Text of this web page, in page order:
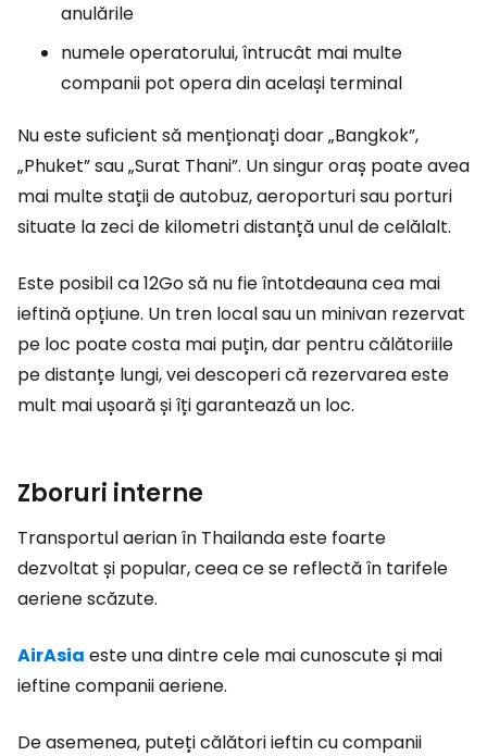
anulările
numele operatorului, întrucât mai multe
companii pot opera din același terminal
Nu este suficient să menționați doar „Bangkok”,
„Phuket” sau „Surat Thani”. Un singur oraș poate avea
mai multe stații de autobuz, aeroporturi sau porturi
situate la zeci de kilometri distanță unul de celălalt.
Este posibil ca 12Go să nu fie întotdeauna cea mai
ieftină opțiune. Un tren local sau un minivan rezervat
pe loc poate costa mai puțin, dar pentru călătoriile
pe distanțe lungi, vei descoperi că rezervarea este
mult mai ușoară și îți garantează un loc.
Zboruri interne
Transportul aerian în Thailanda este foarte
dezvoltat și popular, ceea ce se reflectă în tarifele
aeriene scăzute.
AirAsia este una dintre cele mai cunoscute și mai
ieftine companii aeriene.
De asemenea, puteți călători ieftin cu companii